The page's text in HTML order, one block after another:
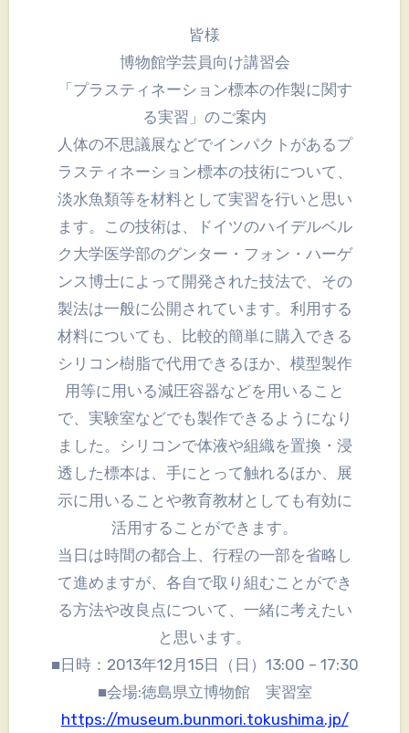
皆様
博物館学芸員向け講習会
「プラスティネーション標本の作製に関す
る実習」のご案内
人体の不思議展などでインパクトがあるプ
ラスティネーション標本の技術について、
淡水魚類等を材料として実習を行いと思い
ます。この技術は、ドイツのハイデルベル
ク大学医学部のグンター・フォン・ハーゲ
ンス博士によって開発された技法で、その
製法は一般に公開されています。利用する
材料についても、比較的簡単に購入できる
シリコン樹脂で代用できるほか、模型製作
用等に用いる減圧容器などを用いること
で、実験室などでも製作できるようになり
ました。シリコンで体液や組織を置換・浸
透した標本は、手にとって触れるほか、展
示に用いることや教育教材としても有効に
活用することができます。
当日は時間の都合上、行程の一部を省略し
て進めますが、各自で取り組むことができ
る方法や改良点について、一緒に考えたい
と思います。
■日時：2013年12月15日（日）13:00 – 17:30
■会場:徳島県立博物館 実習室
https://museum.bunmori.tokushima.jp/